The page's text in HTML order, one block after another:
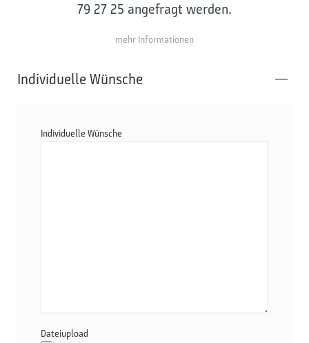
79 27 25 angefragt werden.
mehr Informationen
Individuelle Wünsche
Individuelle Wünsche
Dateiupload